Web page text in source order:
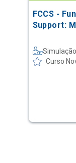
FCCS -
Support:
Curso